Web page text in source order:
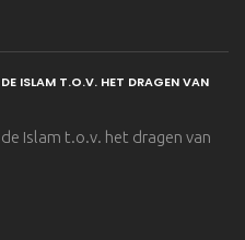
ISLAM T.O.V. HET DRAGEN VAN
Islam t.o.v. het dragen van